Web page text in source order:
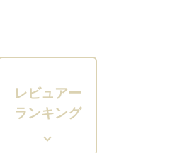
レビュアー
ランキング